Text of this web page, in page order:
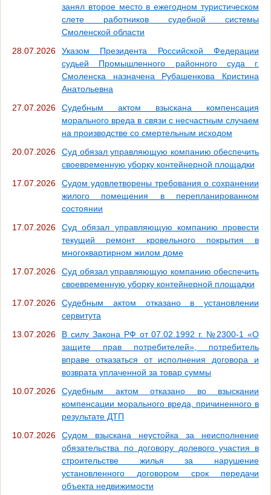
занял второе место в ежегодном туристическом
слете работников судебной системы
Смоленской области
28.07.2026
Указом Президента Российской Федерации
судьей Промышленного районного суда г.
Смоленска назначена Рубашенкова Кристина
Анатольевна
27.07.2026
Судебным актом взыскана компенсация
морального вреда в связи с несчастным случаем
на производстве со смертельным исходом
20.07.2026
Суд обязал управляющую компанию обеспечить
своевременную уборку контейнерной площадки
17.07.2026
Судом удовлетворены требования о сохранении
жилого помещения в перепланированном
состоянии
17.07.2026
Суд обязал управляющую компанию провести
текущий ремонт кровельного покрытия в
многоквартирном жилом доме
17.07.2026
Суд обязал управляющую компанию обеспечить
своевременную уборку контейнерной площадки
17.07.2026
Судебным актом отказано в установлении
сервитута
13.07.2026
В силу Закона РФ от 07.02.1992 г. №2300-1 «О
защите прав потребителей», потребитель
вправе отказаться от исполнения договора и
возврата уплаченной за товар суммы
10.07.2026
Судебным актом отказано во взыскании
компенсации морального вреда, причиненного в
результате ДТП
10.07.2026
Судом взыскана неустойка за неисполнение
обязательства по договору долевого участия в
строительстве жилья за нарушение
установленного договором срок передачи
объекта недвижимости